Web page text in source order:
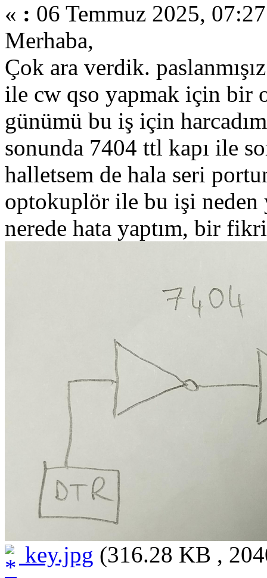
« : 06 Temmuz 2025,
Merhaba,
Çok ara verdik.
ile cw qso yapmak için
günümü bu iş için
sonunda 7404 ttl kapı ile
halletsem de hala seri
optokuplör ile bu işi neden
nerede hata yaptım, bir
key.jpg (316.28 KB ,